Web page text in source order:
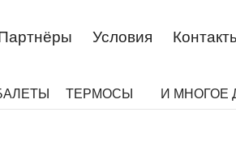
Условия
ТЕРМОСЫ И МНОГОЕ